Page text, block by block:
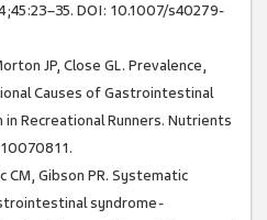
DOI: 10.1007/s40279-
JP, Close GL. Prevalence,
Causes of Gastrointestinal
Recreational Runners. Nutrients
CM, Gibson PR. Systematic
syndrome-